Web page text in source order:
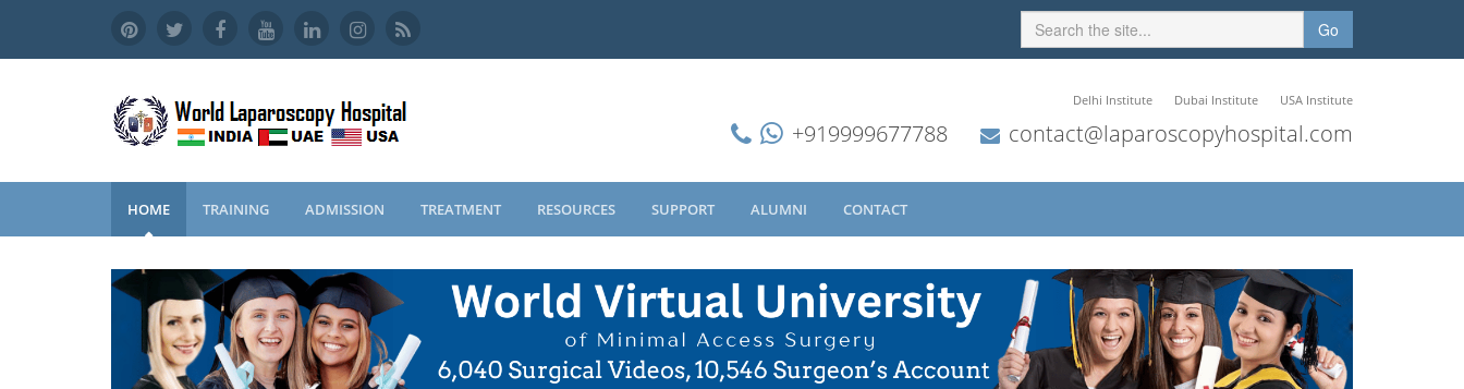
Go
Delhi Institute Dubai Institute USA Institute
+919999677788 contact@laparoscopyhospital.com
HOME TRAINING ADMISSION TREATMENT RESOURCES SUPPORT ALUMNI CONTACT